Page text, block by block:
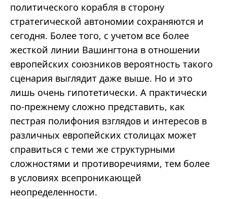
политического корабля в сторону
стратегической автономии сохраняются и
сегодня. Более того, с учетом все более
жесткой линии Вашингтона в отношении
европейских союзников вероятность такого
сценария выглядит даже выше. Но и это
лишь очень гипотетически. А практически
по-прежнему сложно представить, как
пестрая полифония взглядов и интересов в
различных европейских столицах может
справиться с теми же структурными
сложностями и противоречиями, тем более
в условиях всепроникающей
неопределенности.